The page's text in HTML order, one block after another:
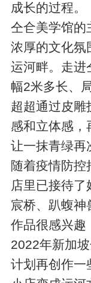
成长的过程。
仝仺美学馆的
浓厚的文化氛
运河畔。走进
幅2米多长、
超超通过皮雕
感和立体感，
让一抹青绿再
随着疫情防控
店里已接待了
宸桥、趴蝮神
作品很感兴趣
2022年新加
计划再创作一